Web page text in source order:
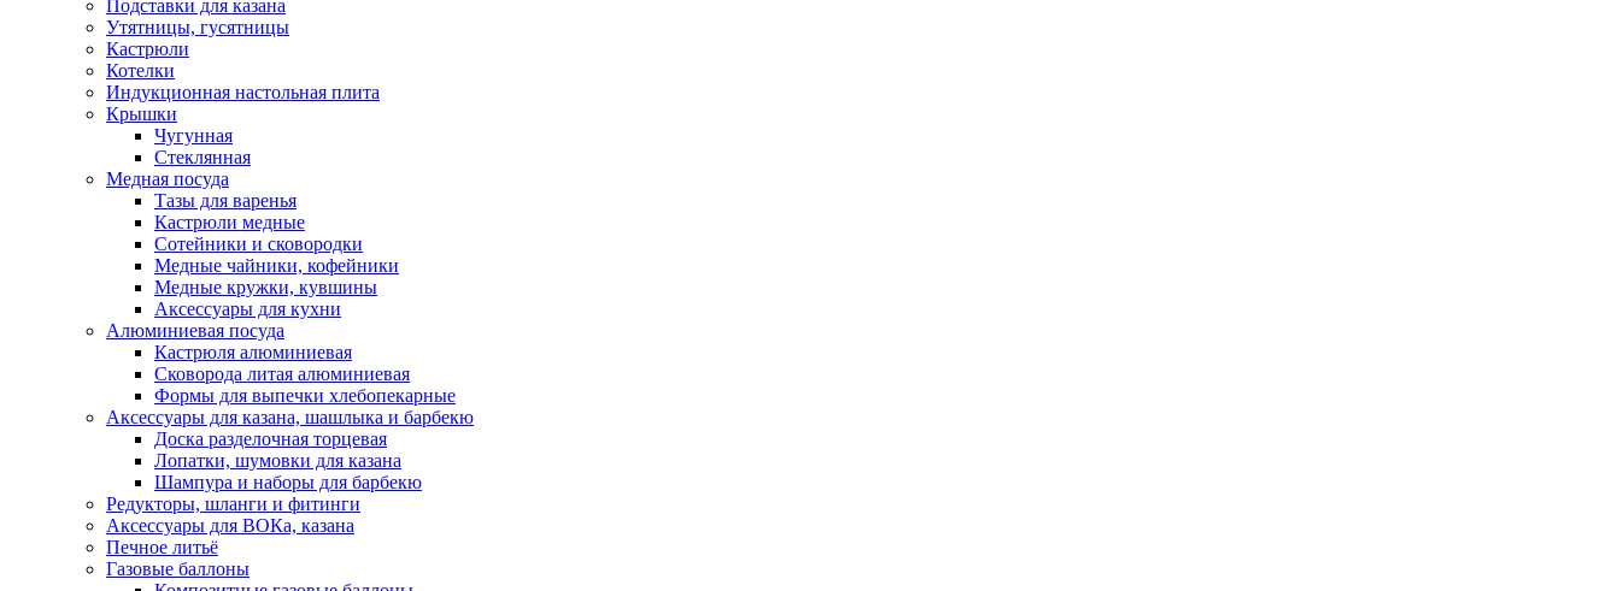
Подставки для казана
Утятницы, гусятницы
Кастрюли
Котелки
Индукционная настольная плита
Крышки
Чугунная
Стеклянная
Медная посуда
Тазы для варенья
Кастрюли медные
Сотейники и сковородки
Медные чайники, кофейники
Медные кружки, кувшины
Аксессуары для кухни
Алюминиевая посуда
Кастрюля алюминиевая
Сковорода литая алюминиевая
Формы для выпечки хлебопекарные
Аксессуары для казана, шашлыка и барбекю
Доска разделочная торцевая
Лопатки, шумовки для казана
Шампура и наборы для барбекю
Редукторы, шланги и фитинги
Аксессуары для ВОКа, казана
Печное литьё
Газовые баллоны